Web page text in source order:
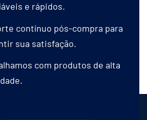
e rápidos.
contínuo pós-compra para
sua satisfação.
com produtos de alta